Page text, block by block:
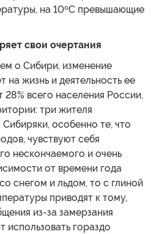
на 10ºC превышающие
свои очертания
о Сибири, изменение
на жизнь и деятельность ее
всего населения России,
три жителя
особенно те, что
чувствуют себя
нескончаемого и очень
от времени года
снегом и льдом, то с глиной
приводят к тому,
из-за замерзания
использовать гораздо